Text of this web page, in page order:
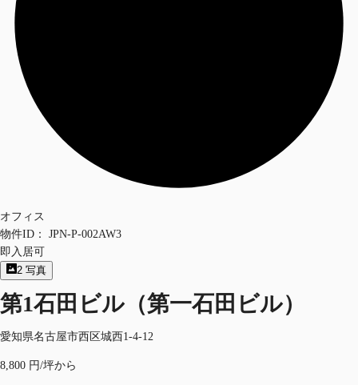
オフィス
物件ID：
JPN-P-002AW3
即入居可
2 写真
第1石田ビル（第一石田ビル）
愛知県名古屋市西区城西1-4-12
8,800 円/坪から